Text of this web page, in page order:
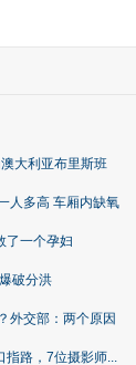
大利亚布里斯班
人多高 车厢内缺氧
了一个孕妇
破分洪
外交部：两个原因
指路，7位摄影师...